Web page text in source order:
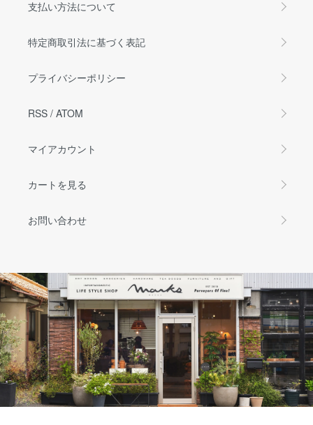
支払い方法について
特定商取引法に基づく表記
プライバシーポリシー
RSS / ATOM
マイアカウント
カートを見る
お問い合わせ